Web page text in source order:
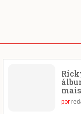
por